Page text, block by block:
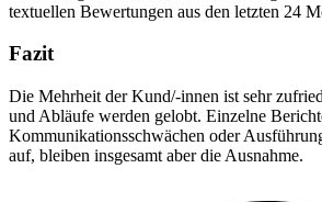
textuellen Bewertungen aus den letzten 24
Fazit
Die Mehrheit der Kund/-innen ist sehr
und Abläufe werden gelobt. Einzelne
Kommunikationsschwächen oder
auf, bleiben insgesamt aber die Ausnahme.